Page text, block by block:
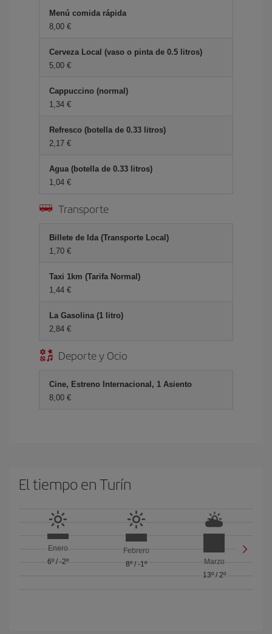
Menú comida rápida
8,00 €
Cerveza Local (vaso o pinta de 0.5 litros)
5,00 €
Cappuccino (normal)
1,34 €
Refresco (botella de 0.33 litros)
2,17 €
Agua (botella de 0.33 litros)
1,04 €
Transporte
Billete de Ida (Transporte Local)
1,70 €
Taxi 1km (Tarifa Normal)
1,44 €
La Gasolina (1 litro)
2,84 €
Deporte y Ocio
Cine, Estreno Internacional, 1 Asiento
8,00 €
El tiempo en Turín
Enero
6º/ -2º
Febrero
8º/ -1º
Marzo
13º/ 2º